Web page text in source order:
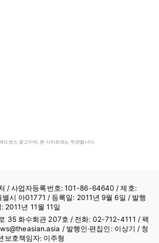
드센스 광고이며, 본 사이트와는 무관합니다.
/사업자등록번호: 101-86-64640 / 제호:
시 아01771 / 등록일: 2011년 9월 6일 / 발행
: 2011년 11월 11일
35 화수회관 207호 / 전화: 02-712-4111 / 팩
/ 발행인·편집인: 이상기 / 청
보호책임자: 이주형